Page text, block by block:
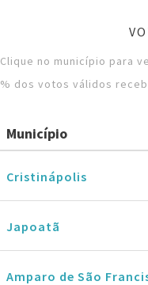
Clique no município para
% dos votos válidos
Município
Cristinápolis
Japoatã
Amparo de São